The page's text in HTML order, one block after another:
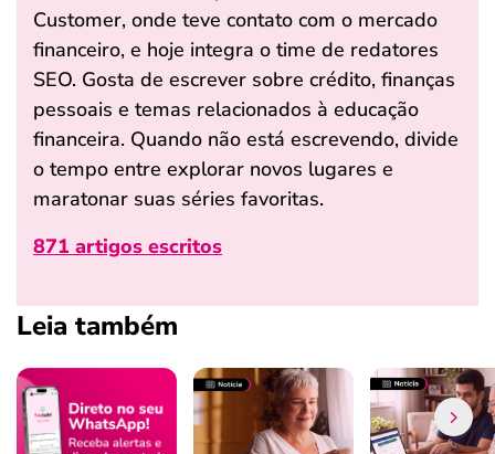
Customer, onde teve contato com o mercado
financeiro, e hoje integra o time de redatores
SEO. Gosta de escrever sobre crédito, finanças
pessoais e temas relacionados à educação
financeira. Quando não está escrevendo, divide
o tempo entre explorar novos lugares e
maratonar suas séries favoritas.
871 artigos escritos
Leia também